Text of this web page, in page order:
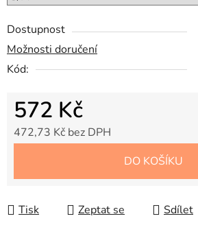
Dostupnost
Možnosti doručení
Kód:
572 Kč
472,73 Kč bez DPH
DO KOŠÍKU
Tisk Zeptat se Sdílet